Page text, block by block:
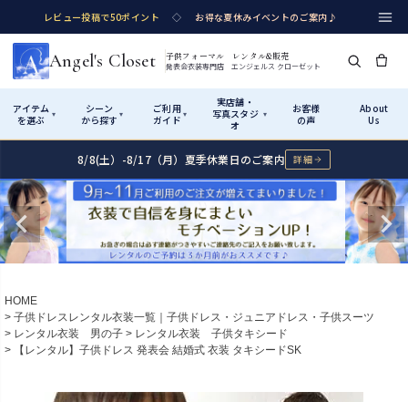
レビュー投稿で50ポイント ◇ お得な夏休みイベントのご案内♪
Angel's Closet 子供フォーマル レンタル&販売
発表会衣装専門店 エンジェルス クローゼット
アイテム
を選ぶ
▾
シーン
から探す ▾
ご利用
ガイド ▾
実店舗・
写真スタジ
オ
▾
お客様
の声
About
Us
Shop by Category アイテムから探す
カテゴリ詳細→ サイズで選ぶ→
Rentalレンタル
Shop by Occasion シーンから探す
性別・サイズで絞り込む→
How It Works ご利用ガイド
Startはじめに
01
02 サイズの選び方
測り方と目安
Angel's Closetについて
Visit Us 実店舗・写真スタジオ
8/8(土）-8/17（月）夏季休業日のご案内 詳細
HOME
子供ドレスレンタル衣装一覧｜子供ドレス・ジュニアドレス・子供スーツ
レンタル衣装 男の子
レンタル衣装 子供タキシード
【レンタル】子供ドレス 発表会 結婚式 衣装 タキシードSK